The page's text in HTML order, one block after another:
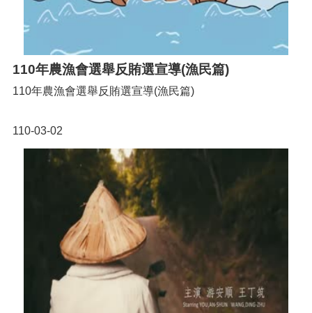
110年農漁會選舉反賄選宣導(漁民篇)
110-03-02
110年農漁會選舉反賄選宣導(漁民篇)